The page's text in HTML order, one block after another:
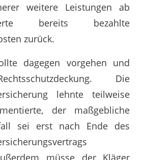
weitere Leistungen ab
bereits bezahlte
zurück.
dagegen vorgehen und
Die
lehnte teilweise
der maßgebliche
sei erst nach Ende des
müsse der Kläger